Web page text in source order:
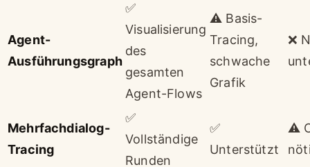
Agent-
Ausführungsgraph
✅
Visualisierung
des
gesamten
Agent-Flows
⚠️ Basis-
Tracing,
schwache
Grafik
❌
Mehrfachdialog-
Tracing
✅
Vollständige
Runden
✅
Unterstützt
⚠️